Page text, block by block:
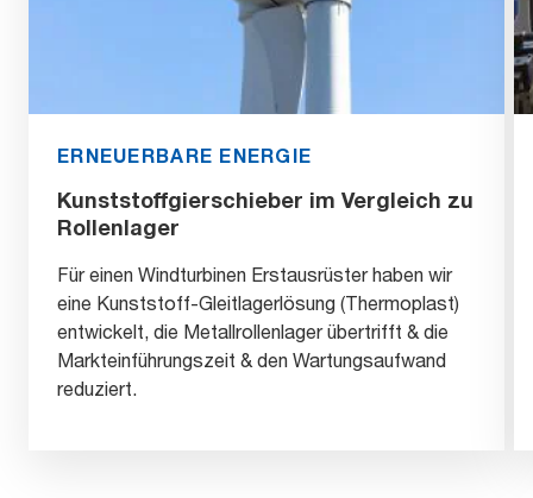
ERNEUERBARE ENERGIE
Kunststoffgierschieber im Vergleich zu
Rollenlager
Für einen Windturbinen Erstausrüster haben wir
eine Kunststoff-Gleitlagerlösung (Thermoplast)
entwickelt, die Metallrollenlager übertrifft & die
Markteinführungszeit & den Wartungsaufwand
reduziert.